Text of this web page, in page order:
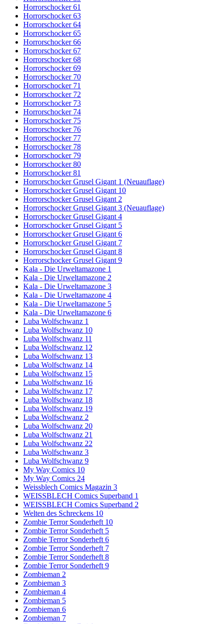
Horrorschocker 61
Horrorschocker 63
Horrorschocker 64
Horrorschocker 65
Horrorschocker 66
Horrorschocker 67
Horrorschocker 68
Horrorschocker 69
Horrorschocker 70
Horrorschocker 71
Horrorschocker 72
Horrorschocker 73
Horrorschocker 74
Horrorschocker 75
Horrorschocker 76
Horrorschocker 77
Horrorschocker 78
Horrorschocker 79
Horrorschocker 80
Horrorschocker 81
Horrorschocker Grusel Gigant 1 (Neuauflage)
Horrorschocker Grusel Gigant 10
Horrorschocker Grusel Gigant 2
Horrorschocker Grusel Gigant 3 (Neuauflage)
Horrorschocker Grusel Gigant 4
Horrorschocker Grusel Gigant 5
Horrorschocker Grusel Gigant 6
Horrorschocker Grusel Gigant 7
Horrorschocker Grusel Gigant 8
Horrorschocker Grusel Gigant 9
Kala - Die Urweltamazone 1
Kala - Die Urweltamazone 2
Kala - Die Urweltamazone 3
Kala - Die Urweltamazone 4
Kala - Die Urweltamazone 5
Kala - Die Urweltamazone 6
Luba Wolfschwanz 1
Luba Wolfschwanz 10
Luba Wolfschwanz 11
Luba Wolfschwanz 12
Luba Wolfschwanz 13
Luba Wolfschwanz 14
Luba Wolfschwanz 15
Luba Wolfschwanz 16
Luba Wolfschwanz 17
Luba Wolfschwanz 18
Luba Wolfschwanz 19
Luba Wolfschwanz 2
Luba Wolfschwanz 20
Luba Wolfschwanz 21
Luba Wolfschwanz 22
Luba Wolfschwanz 3
Luba Wolfschwanz 9
My Way Comics 10
My Way Comics 24
Weissblech Comics Magazin 3
WEISSBLECH Comics Superband 1
WEISSBLECH Comics Superband 2
Welten des Schreckens 10
Zombie Terror Sonderheft 10
Zombie Terror Sonderheft 5
Zombie Terror Sonderheft 6
Zombie Terror Sonderheft 7
Zombie Terror Sonderheft 8
Zombie Terror Sonderheft 9
Zombieman 2
Zombieman 3
Zombieman 4
Zombieman 5
Zombieman 6
Zombieman 7